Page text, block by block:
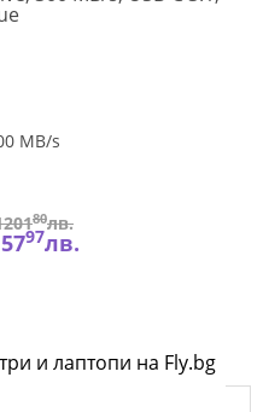
MUF-
MB/s
80лв.
5797лв.
и лаптопи на Fly.bg